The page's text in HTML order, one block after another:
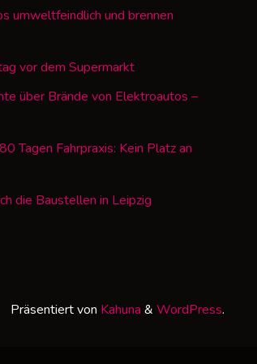
umweltfeindlich und brennen
vor dem Supermarkt
über Brände von Elektroautos –
Tagen Fahrpraxis: Kein Platz an
die Baustellen in Leipzig
Präsentiert von Kahuna & WordPress.